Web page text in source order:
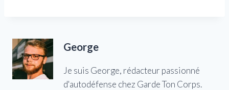
George
Je suis George, rédacteur passionné
d'autodéfense chez Garde Ton Corps.